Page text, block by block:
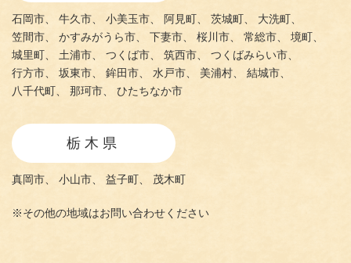
石岡市、 牛久市、 小美玉市、 阿見町、 茨城町、
大洗町、
笠間市、
かすみがうら市、 下妻市、 桜川市、 常総市、
境町、
城里町、
土浦市、 つくば市、 筑西市、
つくばみらい市、
行方市、
坂東市、 鉾田市、 水戸市、 美浦村、
結城市、
八千代町、
那珂市、 ひたちなか市
栃木県
真岡市、 小山市、 益子町、 茂木町
※その他の地域はお問い合わせください